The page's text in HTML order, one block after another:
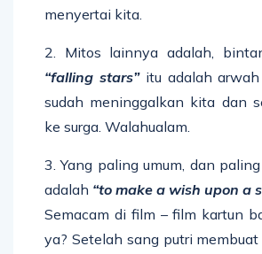
menyertai kita.
2. Mitos lainnya adalah,
“falling stars”itu adalah arwah
sudah meninggalkan kita dan
ke surga. Walahualam.
3. Yang paling umum, dan
adalah “to make a wish upon a
Semacam di film – film kartun
ya? Setelah sang putri membuat